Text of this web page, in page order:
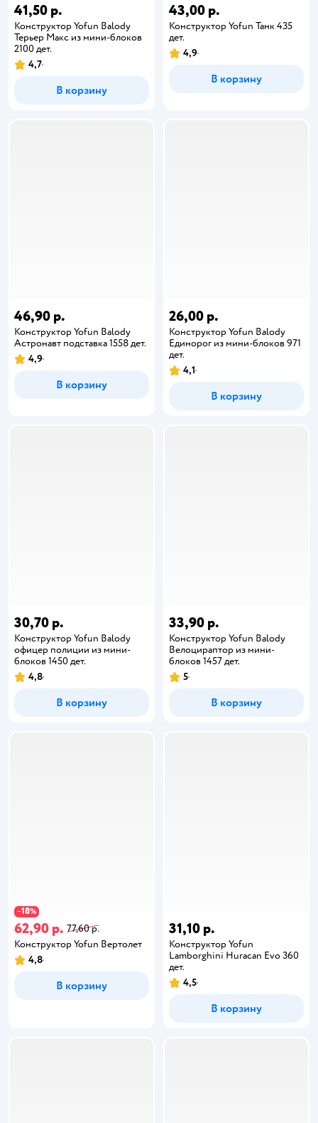
41,50 р.
Конструктор Yofun Balody
Терьер Макс из мини-блоков
2100 дет.
4,7
В корзину
43,00 р.
Конструктор Yofun Танк 435
дет.
4,9
В корзину
46,90 р.
Конструктор Yofun Balody
Астронавт подставка 1558 дет.
4,9
В корзину
26,00 р.
Конструктор Yofun Balody
Единорог из мини-блоков 971
дет.
4,1
В корзину
30,70 р.
Конструктор Yofun Balody
офицер полиции из мини-
блоков 1450 дет.
4,8
В корзину
33,90 р.
Конструктор Yofun Balody
Велоцираптор из мини-
блоков 1457 дет.
5
В корзину
−18%
62,90 р. 77,60 р.
Конструктор Yofun Вертолет
4,8
В корзину
31,10 р.
Конструктор Yofun
Lamborghini Huracan Evo 360
дет.
4,5
В корзину